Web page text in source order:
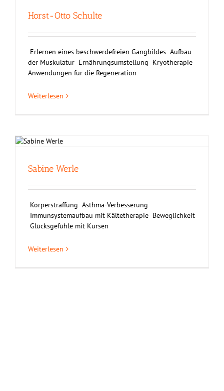
Horst-Otto Schulte
Erlernen eines beschwerdefreien Gangbildes Aufbau
der Muskulatur Ernährungsumstellung Kryotherapie
Anwendungen für die Regeneration
Weiterlesen
Sabine Werle
Körperstraffung Asthma-Verbesserung
Immunsystemaufbau mit Kältetherapie Beweglichkeit
Glücksgefühle mit Kursen
Weiterlesen